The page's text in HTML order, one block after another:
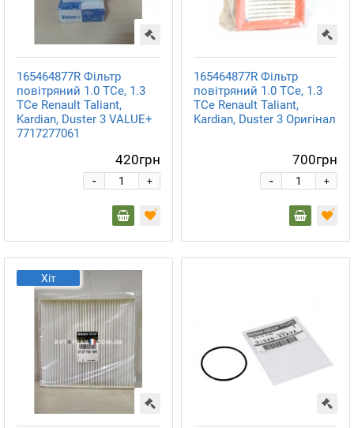
165464877R Фільтр
повітряний 1.0 TCe, 1.3
TCe Renault Taliant,
Kardian, Duster 3 VALUE+
7717277061
420грн
+
-
165464877R Фільтр
повітряний 1.0 TCe, 1.3
TCe Renault Taliant,
Kardian, Duster 3 Оригінал
700грн
+
-
Хіт